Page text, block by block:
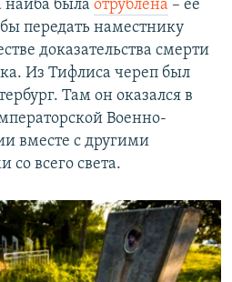
наиба была отрублена – ее
передать наместнику
доказательства смерти
Из Тифлиса череп был
Там он оказался в
Военно-
вместе с другими
всего света.